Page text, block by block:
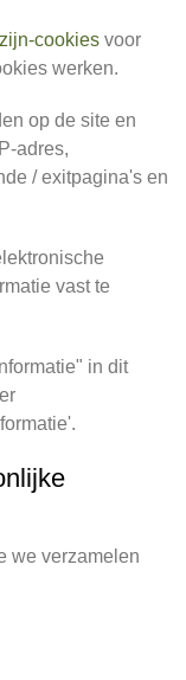
cookies voor
werken.
op de site en
adres,
/ exitpagina's en
vast te
in dit
we verzamelen